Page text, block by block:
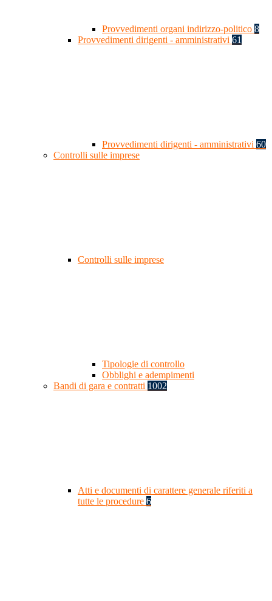
Provvedimenti organi indirizzo-politico 8
Provvedimenti dirigenti - amministrativi 61
Provvedimenti dirigenti - amministrativi 60
Controlli sulle imprese
Controlli sulle imprese
Tipologie di controllo
Obblighi e adempimenti
Bandi di gara e contratti 1002
Atti e documenti di carattere generale riferiti a
tutte le procedure 6